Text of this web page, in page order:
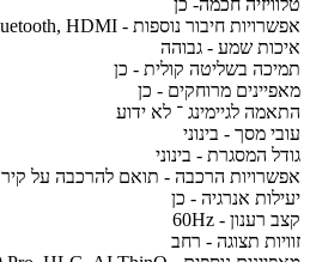
אפשרויות חיבור נוספות - Wi-Fi, Bluetooth, HDMI
איכות שמע - גבוהה
תמיכה בשליטה קולית - כן
מאפיינים מרוחקים - כן
התאמה לגיימינג ־ לא ידוע
עובי מסך - בינוני
גודל המסגרת - בינוני
אפשרויות הרכבה - תואם להרכבה על קיר
יעילות אנרגיה - כן
קצב רענון - 60Hz
זוויות תצוגה - רחב